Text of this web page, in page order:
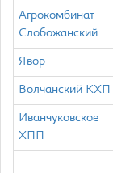
Агрокомбинат
Слобожанский
Явор
Волчанский КХП
Иванчуковское
ХПП